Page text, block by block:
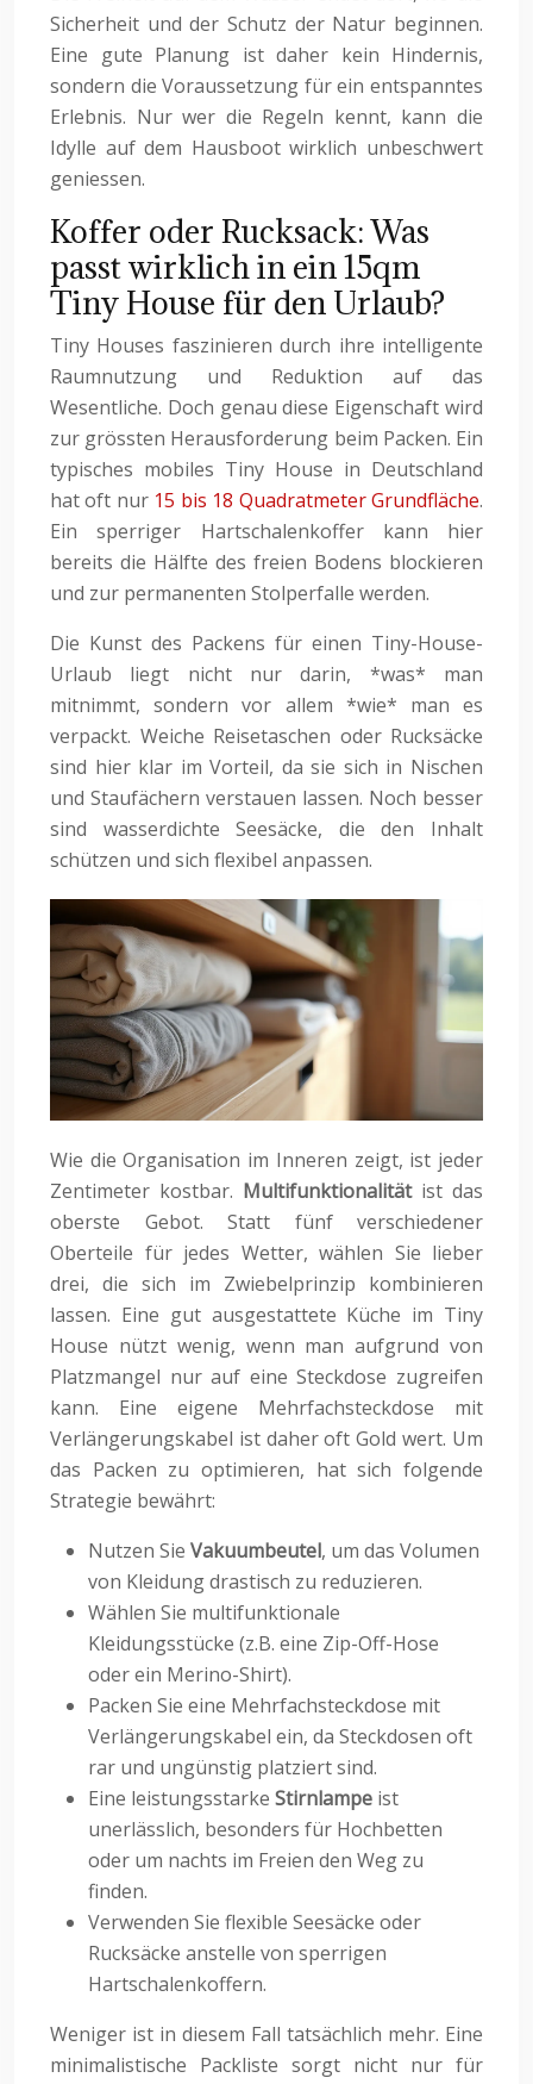
Sicherheit und der Schutz der Natur beginnen.
Eine gute Planung ist daher kein Hindernis,
sondern die Voraussetzung für ein entspanntes
Erlebnis. Nur wer die Regeln kennt, kann die
Idylle auf dem Hausboot wirklich unbeschwert
geniessen.
Koffer oder Rucksack: Was
passt wirklich in ein 15qm
Tiny House für den Urlaub?
Tiny Houses faszinieren durch ihre intelligente
Raumnutzung und Reduktion auf das
Wesentliche. Doch genau diese Eigenschaft wird
zur grössten Herausforderung beim Packen. Ein
typisches mobiles Tiny House in Deutschland
hat oft nur 15 bis 18 Quadratmeter Grundfläche.
Ein sperriger Hartschalenkoffer kann hier
bereits die Hälfte des freien Bodens blockieren
und zur permanenten Stolperfalle werden.
Die Kunst des Packens für einen Tiny-House-
Urlaub liegt nicht nur darin, *was* man
mitnimmt, sondern vor allem *wie* man es
verpackt. Weiche Reisetaschen oder Rucksäcke
sind hier klar im Vorteil, da sie sich in Nischen
und Staufächern verstauen lassen. Noch besser
sind wasserdichte Seesäcke, die den Inhalt
schützen und sich flexibel anpassen.
Wie die Organisation im Inneren zeigt, ist jeder
Zentimeter kostbar. Multifunktionalitätist das
oberste Gebot. Statt fünf verschiedener
Oberteile für jedes Wetter, wählen Sie lieber
drei, die sich im Zwiebelprinzip kombinieren
lassen. Eine gut ausgestattete Küche im Tiny
House nützt wenig, wenn man aufgrund von
Platzmangel nur auf eine Steckdose zugreifen
kann. Eine eigene Mehrfachsteckdose mit
Verlängerungskabel ist daher oft Gold wert. Um
das Packen zu optimieren, hat sich folgende
Strategie bewährt:
Nutzen Sie Vakuumbeutel, um das Volumen
von Kleidung drastisch zu reduzieren.
Wählen Sie multifunktionale
Kleidungsstücke (z.B. eine Zip-Off-Hose
oder ein Merino-Shirt).
Packen Sie eine Mehrfachsteckdose mit
Verlängerungskabel ein, da Steckdosen oft
rar und ungünstig platziert sind.
Eine leistungsstarke Stirnlampe ist
unerlässlich, besonders für Hochbetten
oder um nachts im Freien den Weg zu
finden.
Verwenden Sie flexible Seesäcke oder
Rucksäcke anstelle von sperrigen
Hartschalenkoffern.
Weniger ist in diesem Fall tatsächlich mehr. Eine
minimalistische Packliste sorgt nicht nur für